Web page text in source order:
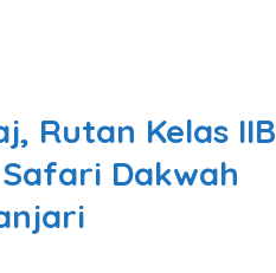
Rutan Kelas IIB
Dakwah